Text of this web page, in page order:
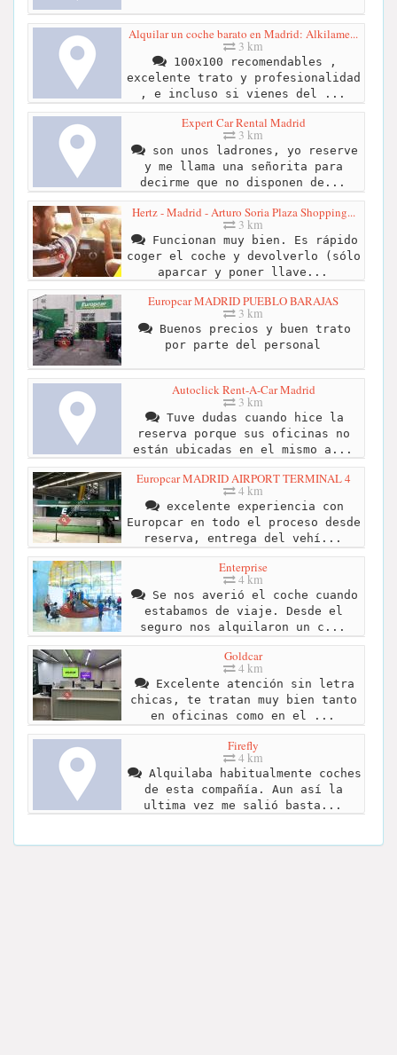
Alquilar un coche barato en Madrid: Alkilame...
3 km
100x100 recomendables ,
excelente trato y profesionalidad
, e incluso si vienes del ...
Expert Car Rental Madrid
3 km
son unos ladrones, yo reserve
y me llama una señorita para
decirme que no disponen de...
Hertz - Madrid - Arturo Soria Plaza Shopping...
3 km
Funcionan muy bien. Es rápido
coger el coche y devolverlo (sólo
aparcar y poner llave...
Europcar MADRID PUEBLO BARAJAS
3 km
Buenos precios y buen trato
por parte del personal
Autoclick Rent-A-Car Madrid
3 km
Tuve dudas cuando hice la
reserva porque sus oficinas no
están ubicadas en el mismo a...
Europcar MADRID AIRPORT TERMINAL 4
4 km
excelente experiencia con
Europcar en todo el proceso desde
reserva, entrega del vehí...
Enterprise
4 km
Se nos averió el coche cuando
estabamos de viaje. Desde el
seguro nos alquilaron un c...
Goldcar
4 km
Excelente atención sin letra
chicas, te tratan muy bien tanto
en oficinas como en el ...
Firefly
4 km
Alquilaba habitualmente coches
de esta compañía. Aun así la
ultima vez me salió basta...